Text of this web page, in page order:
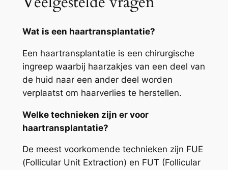
Wat is een haartransplantatie?
Een haartransplantatie is een chirurgische
ingreep waarbij haarzakjes van een deel van
de huid naar een ander deel worden
verplaatst om haarverlies te herstellen.
Welke technieken zijn er voor
haartransplantatie?
De meest voorkomende technieken zijn FUE
(Follicular Unit Extraction) en FUT (Follicular